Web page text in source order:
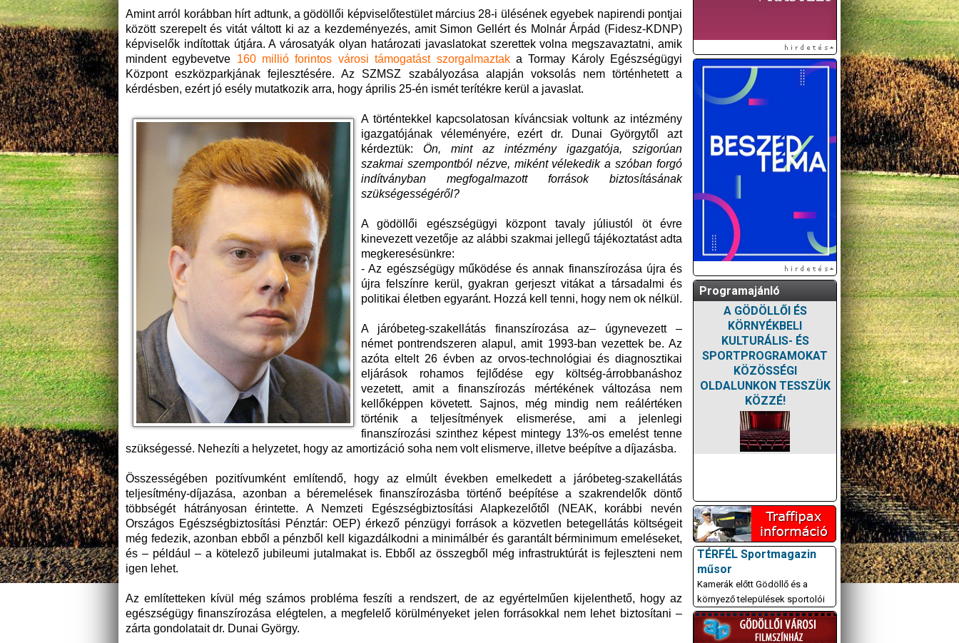
Amint arról korábban hírt adtunk, a gödöllői képviselőtestület március 28-i ülésének egyebek napirendi pontjai
között szerepelt és vitát váltott ki az a kezdeményezés, amit Simon Gellért és Molnár Árpád (Fidesz-KDNP)
képviselők indítottak útjára. A városatyák olyan határozati javaslatokat szerettek volna megszavaztatni, amik
mindent egybevetve 160 millió forintos városi támogatást szorgalmaztaka Tormay Károly Egészségügyi
Központ eszközparkjának fejlesztésére. Az SZMSZ szabályozása alapján voksolás nem történhetett a
kérdésben, ezért jó esély mutatkozik arra, hogy április 25-én ismét terítékre kerül a javaslat.
A történtekkel kapcsolatosan kíváncsiak voltunk az intézmény
igazgatójának véleményére, ezért dr. Dunai Györgytől azt
kérdeztük: Ön, mint az intézmény igazgatója, szigorúan
szakmai szempontból nézve, miként vélekedik a szóban forgó
indítványban megfogalmazott források biztosításának
szükségességéről?
A gödöllői egészségügyi központ tavaly júliustól öt évre
kinevezett vezetője az alábbi szakmai jellegű tájékoztatást adta
megkeresésünkre:
- Az egészségügy működése és annak finanszírozása újra és
újra felszínre kerül, gyakran gerjeszt vitákat a társadalmi és
politikai életben egyaránt. Hozzá kell tenni, hogy nem ok nélkül.
A járóbeteg-szakellátás finanszírozása az– úgynevezett –
német pontrendszeren alapul, amit 1993-ban vezettek be. Az
azóta eltelt 26 évben az orvos-technológiai és diagnosztikai
eljárások rohamos fejlődése egy költség-árrobbanáshoz
vezetett, amit a finanszírozás mértékének változása nem
kellőképpen követett. Sajnos, még mindig nem reálértéken
történik a teljesítmények elismerése, ami a jelenlegi
finanszírozási szinthez képest mintegy 13%-os emelést tenne
szükségessé. Nehezíti a helyzetet, hogy az amortizáció soha nem volt elismerve, illetve beépítve a díjazásba.
Összességében pozitívumként említendő, hogy az elmúlt években emelkedett a járóbeteg-szakellátás
teljesítmény-díjazása, azonban a béremelések finanszírozásba történő beépítése a szakrendelők döntő
többségét hátrányosan érintette. A Nemzeti Egészségbiztosítási Alapkezelőtől (NEAK, korábbi nevén
Országos Egészségbiztosítási Pénztár: OEP) érkező pénzügyi források a közvetlen betegellátás költségeit
még fedezik, azonban ebből a pénzből kell kigazdálkodni a minimálbér és garantált bérminimum emeléseket,
és – például – a kötelező jubileumi jutalmakat is. Ebből az összegből még infrastruktúrát is fejleszteni nem
igen lehet.
Az említetteken kívül még számos probléma feszíti a rendszert, de az egyértelműen kijelenthető, hogy az
egészségügy finanszírozása elégtelen, a megfelelő körülményeket jelen forrásokkal nem lehet biztosítani –
zárta gondolatait dr. Dunai György.
Programajánló
A GÖDÖLLŐI ÉS
KÖRNYÉKBELI
KULTURÁLIS- ÉS
SPORTPROGRAMOKAT
KÖZÖSSÉGI
OLDALUNKON TESSZÜK
KÖZZÉ!
TÉRFÉL Sportmagazin
műsor
Kamerák előtt Gödöllő és a
környező települések sportolói